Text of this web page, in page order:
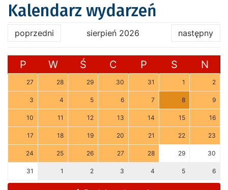
Kalendarz wydarzeń
poprzedni sierpień 2026 następny
P W Ś C P S N
27 28 29 30 31 1 2
3 4 5 6 7 8 9
10 11 12 13 14 15 16
17 18 19 20 21 22 23
24 25 26 27 28 29 30
31 1 2 3 4 5 6